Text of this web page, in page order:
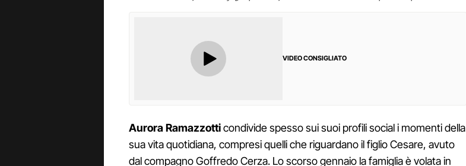
VIDEO CONSIGLIATO
Aurora Ramazzotticondivide spesso sui suoi profili social i momenti della
sua vita quotidiana, compresi quelli che riguardano il figlio Cesare, avuto
dal compagno Goffredo Cerza. Lo scorso gennaio la famiglia è volata in